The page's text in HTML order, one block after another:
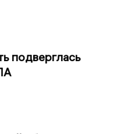
подверглась